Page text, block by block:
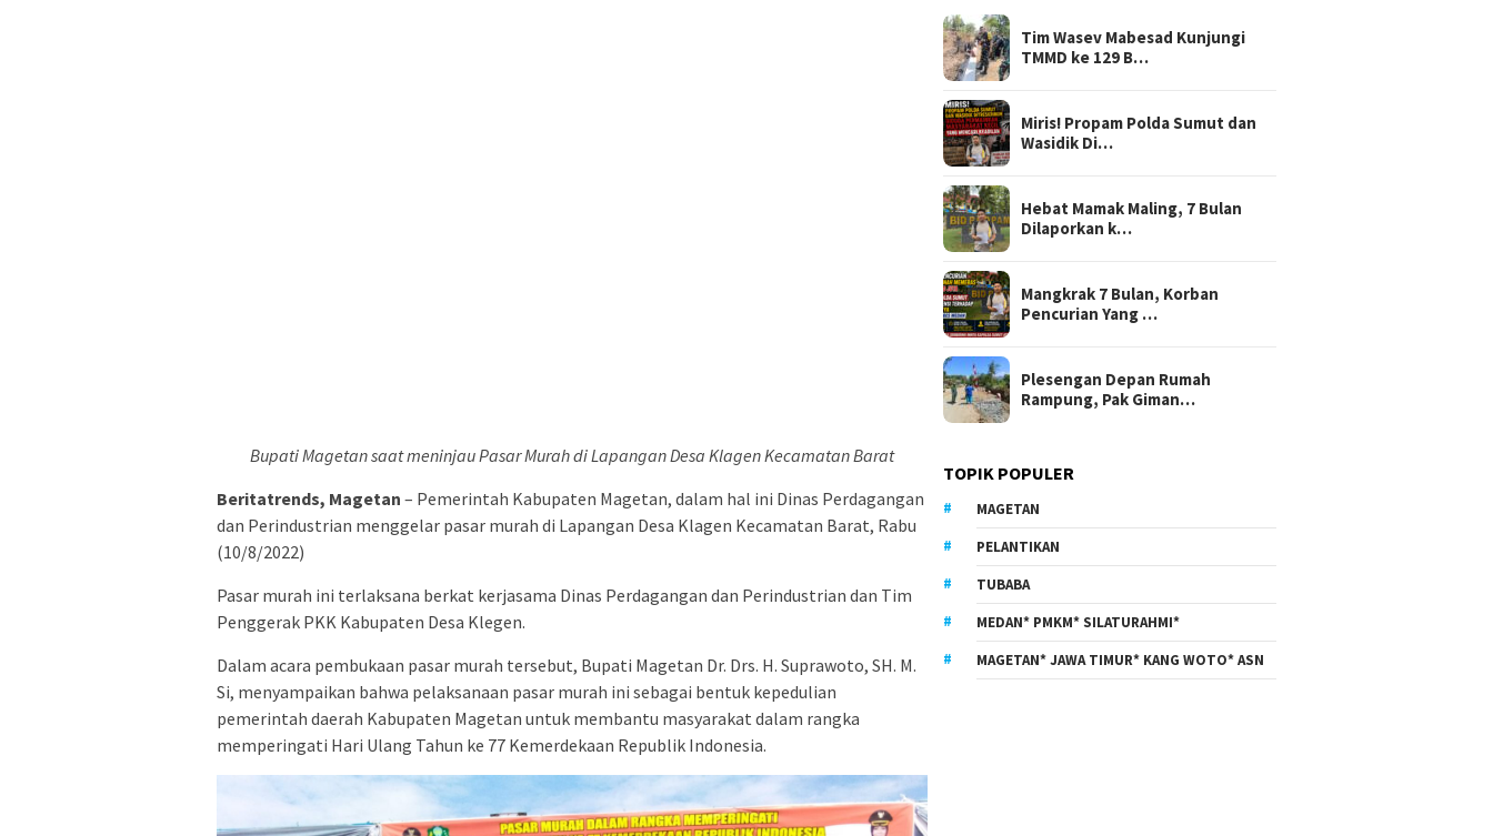
Bupati Magetan saat meninjau Pasar Murah di Lapangan Desa Klagen Kecamatan Barat
Beritatrends, Magetan – Pemerintah Kabupaten Magetan, dalam hal ini Dinas Perdagangan
dan Perindustrian menggelar pasar murah di Lapangan Desa Klagen Kecamatan Barat, Rabu
(10/8/2022)
Pasar murah ini terlaksana berkat kerjasama Dinas Perdagangan dan Perindustrian dan Tim
Penggerak PKK Kabupaten Desa Klegen.
Dalam acara pembukaan pasar murah tersebut, Bupati Magetan Dr. Drs. H. Suprawoto, SH. M.
Si, menyampaikan bahwa pelaksanaan pasar murah ini sebagai bentuk kepedulian
pemerintah daerah Kabupaten Magetan untuk membantu masyarakat dalam rangka
memperingati Hari Ulang Tahun ke 77 Kemerdekaan Republik Indonesia.
Tim Wasev Mabesad Kunjungi
TMMD ke 129 B…
Miris! Propam Polda Sumut dan
Wasidik Di…
Hebat Mamak Maling, 7 Bulan
Dilaporkan k…
Mangkrak 7 Bulan, Korban
Pencurian Yang …
Plesengan Depan Rumah
Rampung, Pak Giman…
TOPIK POPULER
MAGETAN
PELANTIKAN
TUBABA
MEDAN* PMKM* SILATURAHMI*
MAGETAN* JAWA TIMUR* KANG WOTO* ASN